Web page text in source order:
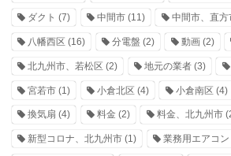
ダクト (7) 中間市(11) 中間市、直方
八幡西区 (16) 分電盤 (2) 動画(2)
北九州市、若松区 (2) 地元の業者(3)
宮若市 (1) 小倉北区 (4) 小倉南区 (4)
換気扇 (4) 料金 (2) 料金、北九州市
新型コロナ、北九州市 (1) 業務用エアコン